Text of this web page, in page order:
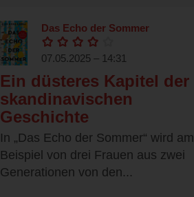
Das Echo der Sommer
07.05.2025 – 14:31
Ein düsteres Kapitel der
skandinavischen
Geschichte
In „Das Echo der Sommer“ wird am
Beispiel von drei Frauen aus zwei
Generationen von den...